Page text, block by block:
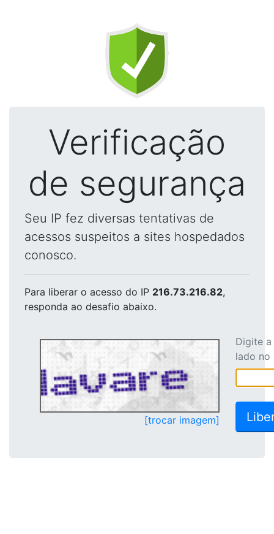
Verificação
de segurança
Seu IP fez diversas tentativas de
acessos suspeitos a sites hospedados
conosco.
Para liberar o acesso do IP 216.73.216.82,
responda ao desafio abaixo.
[trocar imagem]
Digite
lado no